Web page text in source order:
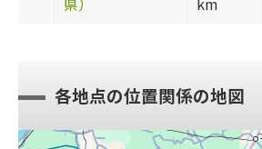
各地点の位置関係の地図